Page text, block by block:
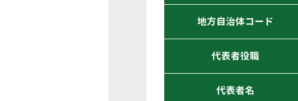
地方自治体コード
代表者役職
代表者名